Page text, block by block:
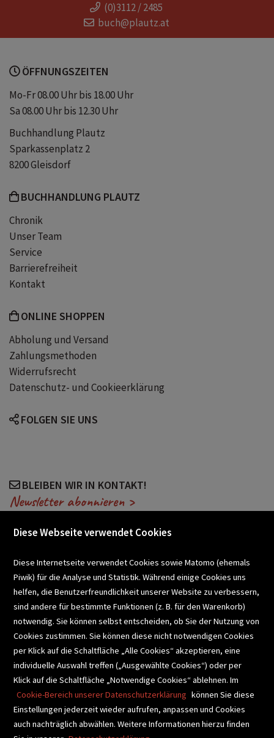
Freizeit
(0)3112 / 2485
buch@plautz.at
ÖFFNUNGSZEITEN
Mo-Fr 08.00 Uhr bis 18.00 Uhr
Sa 08.00 Uhr bis 12.30 Uhr
Buchhandlung Plautz
Sparkassenplatz 2
8200 Gleisdorf
BUCHHANDLUNG PLAUTZ
Chronik
Unser Team
Service
Barrierefreiheit
Kontakt
ONLINE SHOPPEN
Abholung und Versand
Zahlungsmethoden
Widerrufsrecht
Datenschutz- und Cookieerklärung
FOLGEN SIE UNS
BLEIBEN WIR IN KONTAKT!
Newsletter abonnieren >
SCHULBUCHSERVICE
BUCHEMPFEHLUNGEN
BIBLIOTHEKSSERVICE
VIDEO-TIPPS
Diese Webseite verwendet Cookies
Diese Internetseite verwendet Cookies sowie Matomo (ehemals
Piwik) für die Analyse und Statistik. Während einige Cookies uns
helfen, die Benutzerfreundlichkeit unserer Website zu verbessern,
sind andere für bestimmte Funktionen (z. B. für den Warenkorb)
notwendig. Sie können selbst entscheiden, ob Sie der Nutzung von
Cookies zustimmen. Sie können diese nicht notwendigen Cookies
per Klick auf die Schaltfläche „Alle Cookies“ akzeptieren, eine
individuelle Auswahl treffen („Ausgewählte Cookies“) oder per
Klick auf die Schaltfläche „Notwendige Cookies“ ablehnen. Im
Cookie-Bereich unserer Datenschutzerklärung können Sie diese
Einstellungen jederzeit wieder aufrufen, anpassen und Cookies
auch nachträglich abwählen. Weitere Informationen hierzu finden